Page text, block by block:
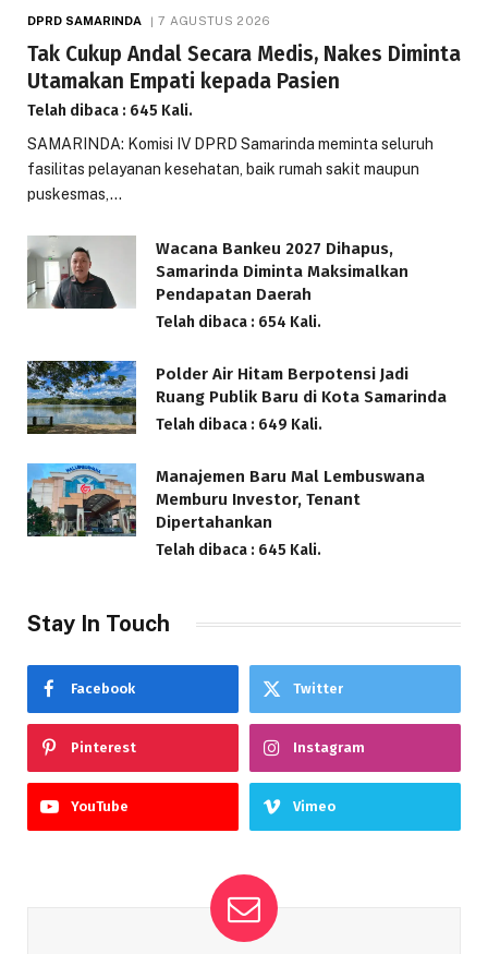
DPRD SAMARINDA 7 AGUSTUS 2026
Tak Cukup Andal Secara Medis, Nakes Diminta
Utamakan Empati kepada Pasien
Telah dibaca : 645 Kali.
SAMARINDA: Komisi IV DPRD Samarinda meminta seluruh
fasilitas pelayanan kesehatan, baik rumah sakit maupun
puskesmas,…
Wacana Bankeu 2027 Dihapus,
Samarinda Diminta Maksimalkan
Pendapatan Daerah
Telah dibaca : 654 Kali.
Polder Air Hitam Berpotensi Jadi
Ruang Publik Baru di Kota Samarinda
Telah dibaca : 649 Kali.
Manajemen Baru Mal Lembuswana
Memburu Investor, Tenant
Dipertahankan
Telah dibaca : 645 Kali.
Stay In Touch
Facebook Twitter
Pinterest Instagram
YouTube Vimeo